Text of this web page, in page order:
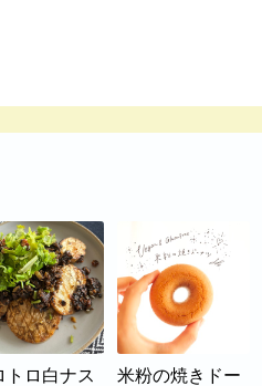
トロ白ナス
米粉の焼きドー